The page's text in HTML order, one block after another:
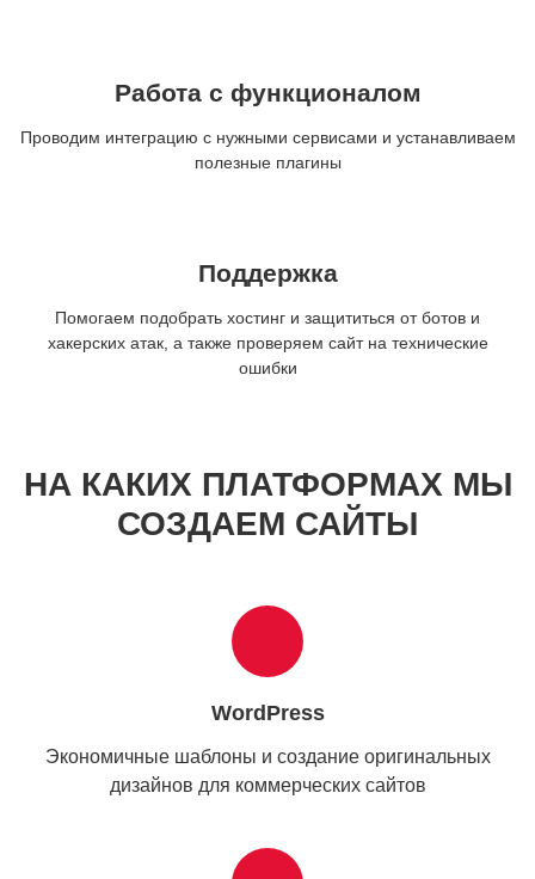
Работа с функционалом
Проводим интеграцию с нужными сервисами и устанавливаем
полезные плагины
Поддержка
Помогаем подобрать хостинг и защититься от ботов и
хакерских атак, а также проверяем сайт на технические
ошибки
НА КАКИХ ПЛАТФОРМАХ МЫ
СОЗДАЕМ САЙТЫ
WordPress
Экономичные шаблоны и создание оригинальных
дизайнов для коммерческих сайтов